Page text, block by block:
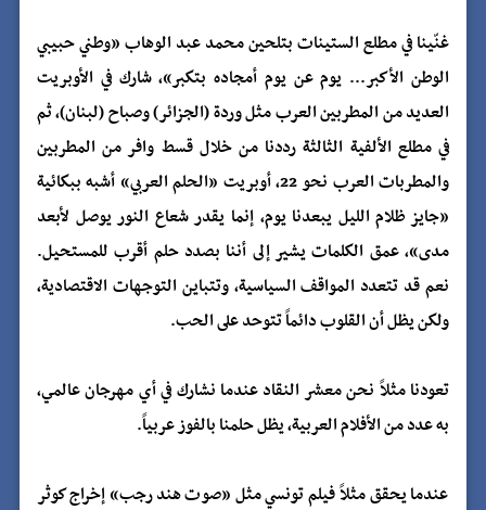
غنّينا في مطلع الستينات بتلحين محمد عبد الوهاب «وطني حبيبي
الوطن الأكبر... يوم عن يوم أمجاده بتكبر»، شارك في الأوبريت
العديد من المطربين العرب مثل وردة (الجزائر) وصباح (لبنان)، ثم
في مطلع الألفية الثالثة رددنا من خلال قسط وافر من المطربين
والمطربات العرب نحو 22، أوبريت «الحلم العربي» أشبه ببكائية
«جايز ظلام الليل يبعدنا يوم، إنما يقدر شعاع النور يوصل لأبعد
مدى»، عمق الكلمات يشير إلى أننا بصدد حلم أقرب للمستحيل.
نعم قد تتعدد المواقف السياسية، وتتباين التوجهات الاقتصادية،
ولكن يظل أن القلوب دائماً تتوحد على الحب.
تعودنا مثلاً نحن معشر النقاد عندما نشارك في أي مهرجان عالمي،
به عدد من الأفلام العربية، يظل حلمنا بالفوز عربياً.
عندما يحقق مثلاً فيلم تونسي مثل «صوت هند رجب» إخراج كوثر